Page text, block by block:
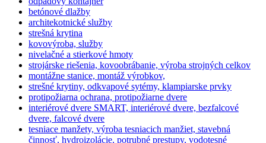
betónové dlažby
architekotnické služby
strešná krytina
kovovýroba, služby
nivelačné a stierkové hmoty
strojárske riešenia, kovoobrábanie, výroba strojných celkov
montážne stanice, montáž výrobkov,
strešné krytiny, odkvapové sytémy, klampiarske prvky
protipožiarna ochrana, protipožiarne dvere
interiérové dvere SMART, interiérové dvere, bezfalcové
dvere, falcové dvere
tesniace manžety, výroba tesniacich manžiet, stavebná
činnosť, hydroizolácie, potrubné prestupy, vodotesné